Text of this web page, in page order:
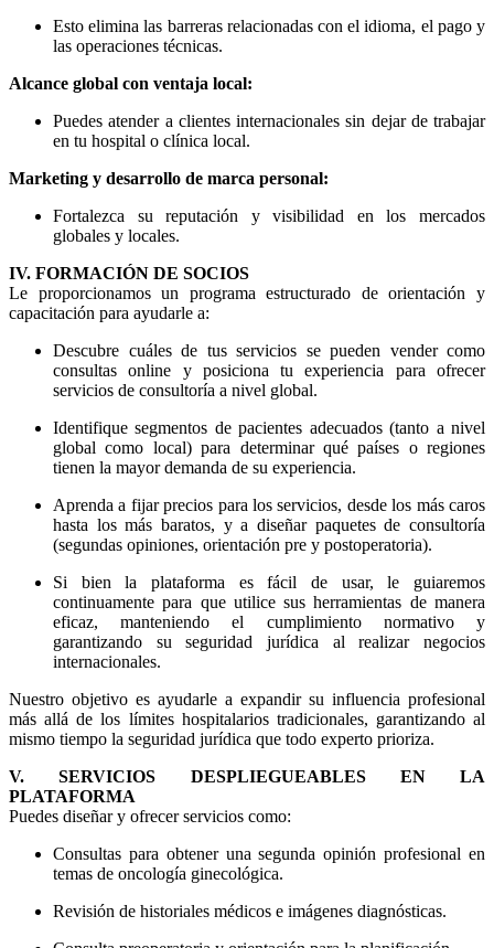
Esto elimina las barreras relacionadas con el idioma, el pago y
las operaciones técnicas.
Alcance global con ventaja local:
Puedes atender a clientes internacionales sin dejar de trabajar
en tu hospital o clínica local.
Marketing y desarrollo de marca personal:
Fortalezca su reputación y visibilidad en los mercados
globales y locales.
IV. FORMACIÓN DE SOCIOS
Le proporcionamos un programa estructurado de orientación y
capacitación para ayudarle a:
Descubre cuáles de tus servicios se pueden vender como
consultas online y posiciona tu experiencia para ofrecer
servicios de consultoría a nivel global.
Identifique segmentos de pacientes adecuados (tanto a nivel
global como local) para determinar qué países o regiones
tienen la mayor demanda de su experiencia.
Aprenda a fijar precios para los servicios, desde los más caros
hasta los más baratos, y a diseñar paquetes de consultoría
(segundas opiniones, orientación pre y postoperatoria).
Si bien la plataforma es fácil de usar, le guiaremos
continuamente para que utilice sus herramientas de manera
eficaz, manteniendo el cumplimiento normativo y
garantizando su seguridad jurídica al realizar negocios
internacionales.
Nuestro objetivo es ayudarle a expandir su influencia profesional
más allá de los límites hospitalarios tradicionales, garantizando al
mismo tiempo la seguridad jurídica que todo experto prioriza.
V. SERVICIOS DESPLIEGUEABLES EN LA
PLATAFORMA
Puedes diseñar y ofrecer servicios como:
Consultas para obtener una segunda opinión profesional en
temas de oncología ginecológica.
Revisión de historiales médicos e imágenes diagnósticas.